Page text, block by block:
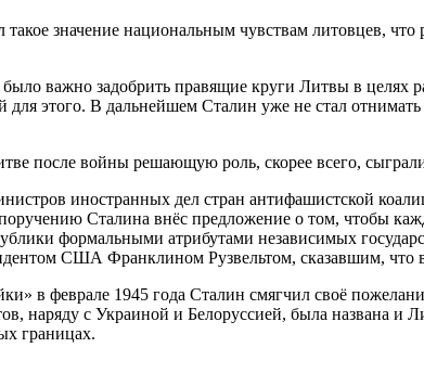
такое значение национальным чувствам литовцев,
важно задобрить правящие круги Литвы в целях
для этого. В дальнейшем Сталин уже не стал
после войны решающую роль, скорее всего, сыграли
иностранных дел стран антифашистской
Сталина внёс предложение о том, чтобы
формальными атрибутами независимых
США Франклином Рузвельтом, сказавшим,
в феврале 1945 года Сталин смягчил своё
наряду с Украиной и Белоруссией, была названа
границах.